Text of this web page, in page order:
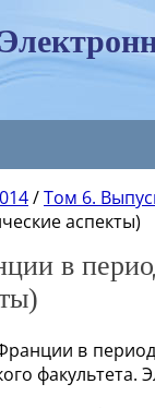
/Том 6.
аспекты)
в
в
факультета.